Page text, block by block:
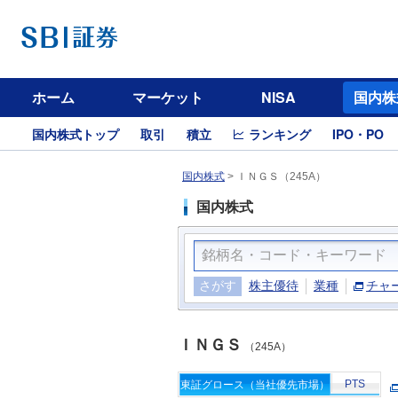
ホーム マーケット NISA 国内
国内株式トップ 取引 積立 ランキング IPO・PO
国内株式 > ＩＮＧＳ（245A）
国内株式
さがす 株主優待 業種 チャ
ＩＮＧＳ （245A）
東証グロース（当社優先市場） PTS